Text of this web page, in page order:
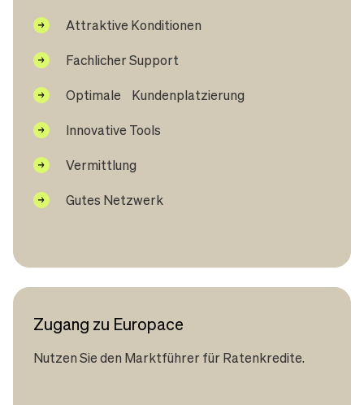
Attraktive Konditionen
Fachlicher Support
Optimale Kundenplatzierung
Innovative Tools
Vermittlung
Gutes Netzwerk
Zugang zu Europace
Nutzen Sie den Marktführer für Ratenkredite.